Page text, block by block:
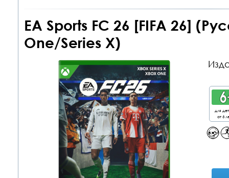
EA Sports FC 26 [FIFA 26]
One/Series X)
для
от 6